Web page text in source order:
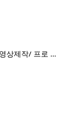
웹사이트 제작/ 컴퓨터 문제해결/ 유튜브 영상제작/ 프로 사진촬영